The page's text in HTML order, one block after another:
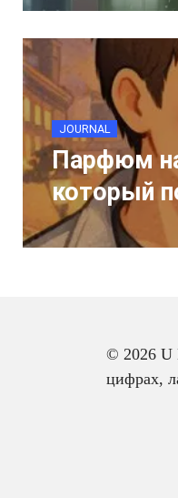
JOURNAL
Парфюм
который
© 2026 U
цифрах,